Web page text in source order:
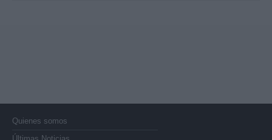
Quienes somos